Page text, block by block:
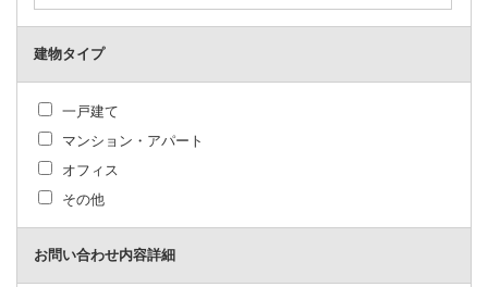
建物タイプ
一戸建て
マンション・アパート
オフィス
その他
お問い合わせ内容詳細